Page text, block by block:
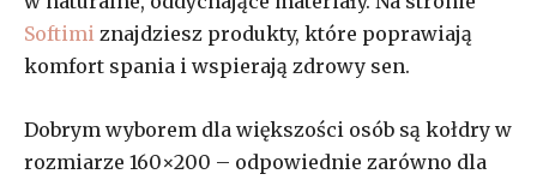
Softimi znajdziesz produkty, które poprawiają
komfort spania i wspierają zdrowy sen.
Dobrym wyborem dla większości osób są kołdry w
rozmiarze 160×200 – odpowiednie zarówno dla